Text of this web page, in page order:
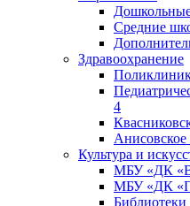
Средние
Здравоохранение
4
Анисовское
Культура и
МБУ «ДК
МБУ «ДК
Библиотеки